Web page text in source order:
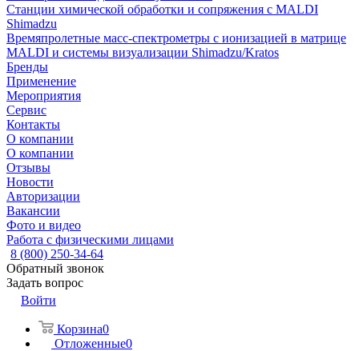
Станции химической обработки и сопряжения с MALDI
Shimadzu
Времяпролетные масс-спектрометры с ионизацией в матрице
MALDI и системы визуализации Shimadzu/Kratos
Бренды
Применение
Мероприятия
Сервис
Контакты
О компании
О компании
Отзывы
Новости
Авторизации
Вакансии
Фото и видео
Работа с физическими лицами
8 (800) 250-34-64
Обратный звонок
Задать вопрос
Войти
Корзина0
Отложенные0